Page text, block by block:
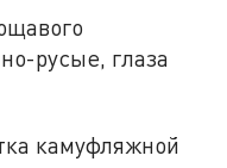
русые, глаза
камуфляжной